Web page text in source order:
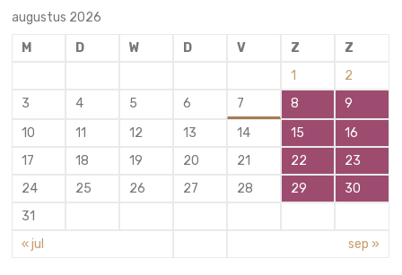
augustus 2026
M
D W D V Z
Z
1
2
3
4 5 6 7 8
9
10
11 12 13 14 15
16
17
18 19 20 21 22
23
24
25 26 27 28 29
30
31
« jul
sep »